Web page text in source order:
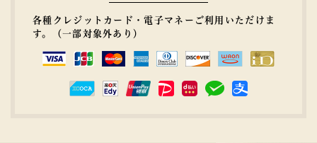
各種クレジットカード・電子マネーご利用いただけま
す。（一部対象外あり）